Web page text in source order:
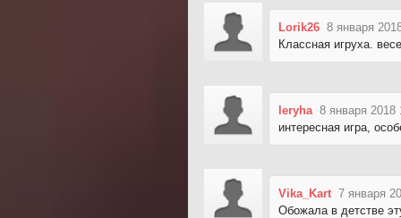
Lorik26 8 января
Классная игруха.
leryha 8 января 2018
интересная игра,
Vika_Kart 7 января
Обожала в детстве